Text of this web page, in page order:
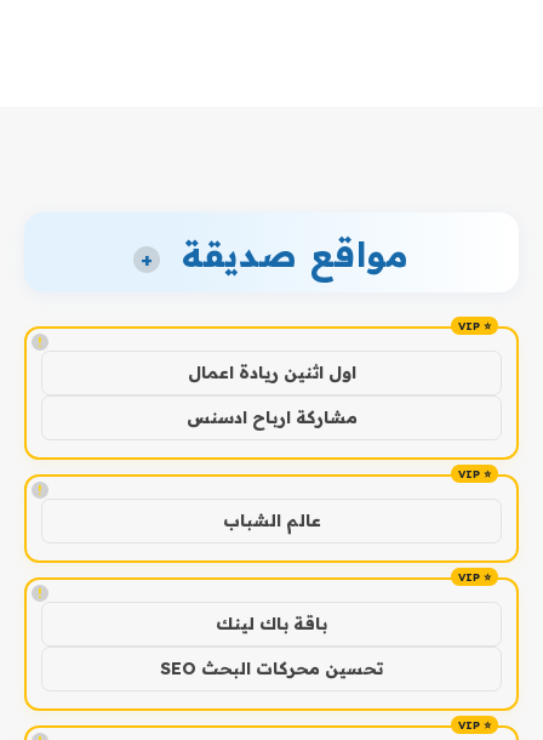
مواقع صديقة +
!
اول اثنين ريادة اعمال
مشاركة ارباح ادسنس
!
عالم الشباب
!
باقة باك لينك
تحسين محركات البحث SEO